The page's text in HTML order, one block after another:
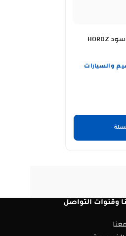
سوكت عكس ذكر عدل اسود HOROZ
والسيارات
وقنوات التواصل